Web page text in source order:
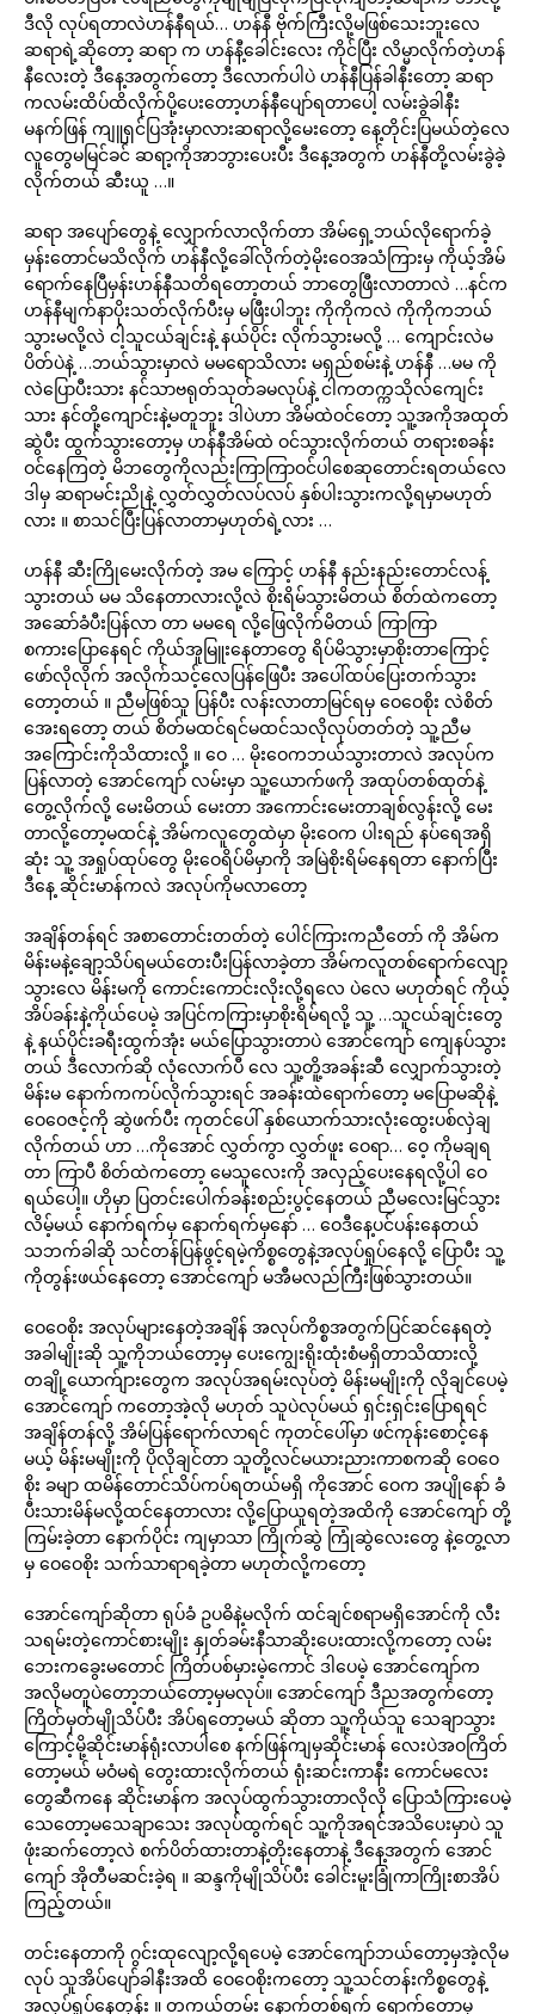
ဒီလို လုပ်ရတာလဲဟန်နီရယ်… ဟန်နီ ဗိုက်ကြီးလို့မဖြစ်သေးဘူးလေ
ဆရာရဲ့ဆိုတော့ ဆရာ က ဟန်နီ့ခေါင်းလေး ကိုင်ပြီး လိမ္မာလိုက်တဲ့ဟန်
နီလေးတဲ့ ဒီနေ့အတွက်တော့ ဒီလောက်ပါပဲ ဟန်နီပြန်ခါနီးတော့ ဆရာ
ကလမ်းထိပ်ထိလိုက်ပို့ပေးတော့ဟန်နီပျော်ရတာပေါ့ လမ်းခွဲခါနီး
မနက်ဖြန် ကျူရှင်ပြအုံးမှာလားဆရာလို့မေးတော့ နေ့တိုင်းပြမယ်တဲ့လေ
လူတွေမမြင်ခင် ဆရာ့ကိုအာဘွားပေးပီး ဒီနေ့အတွက် ဟန်နီတို့လမ်းခွဲခဲ့
လိုက်တယ် ဆီးယူ …။
ဆရာ အပျော်တွေနဲ့ လျှောက်လာလိုက်တာ အိမ်ရှေ့ဘယ်လိုရောက်ခဲ့
မှန်းတောင်မသိလိုက် ဟန်နီလို့ခေါ်လိုက်တဲ့မိုးဝေအသံကြားမှ ကိုယ့်အိမ်
ရောက်နေပြီမှန်းဟန်နီသတိရတော့တယ် ဘာတွေဖြီးလာတာလဲ …နင်က
ဟန်နီမျက်နာပိုးသတ်လိုက်ပီးမှ မဖြီးပါဘူး ကိုကိုကလဲ ကိုကိုကဘယ်
သွားမလို့လဲ ငါ့သူငယ်ချင်းနဲ့ နယ်ပိုင်း လိုက်သွားမလို့ … ကျောင်းလဲမ
ပိတ်ပဲနဲ့ …ဘယ်သွားမှာလဲ မမရောသိလား မရှည်စမ်းနဲ့ ဟန်နီ …မမ ကို
လဲပြောပီးသား နင်သာဗရုတ်သုတ်ခမလုပ်နဲ့ ငါကတက္ကသိုလ်ကျေင်း
သား နင်တို့ကျောင်းနဲ့မတူဘူး ဒါပဲဟာ အိမ်ထဲဝင်တော့ သူ့အကိုအထုတ်
ဆွဲပီး ထွက်သွားတော့မှ ဟန်နီအိမ်ထဲ ဝင်သွားလိုက်တယ် တရားစခန်း
ဝင်နေကြတဲ့ မိဘတွေကိုလည်းကြာကြာဝင်ပါစေဆုတောင်းရတယ်လေ
ဒါမှ ဆရာမင်းညိုနဲ့ လွှတ်လွှတ်လပ်လပ် နှစ်ပါးသွားကလို့ရမှာမဟုတ်
လား ။ စာသင်ပြီးပြန်လာတာမှဟုတ်ရဲ့လား …
ဟန်နီ ဆီးကြိုမေးလိုက်တဲ့ အမ ကြောင့် ဟန်နီ နည်းနည်းတောင်လန့်
သွားတယ် မမ သိနေတာလားလို့လဲ စိုးရိမ်သွားမိတယ် စိတ်ထဲကတော့
အဆော်ခံပီးပြန်လာ တာ မမရေ လို့ဖြေလိုက်မိတယ် ကြာကြာ
စကားပြောနေရင် ကိုယ်အူမြူးနေတာတွေ ရိပ်မိသွားမှာစိုးတာကြောင့်
ဖော်လိုလိုက် အလိုက်သင့်လေပြန်ဖြေပီး အပေါ်ထပ်ပြေးတက်သွား
တော့တယ် ။ ညီမဖြစ်သူ ပြန်ပီး လန်းလာတာမြင်ရမှ ဝေဝေစိုး လဲစိတ်
အေးရတော့ တယ် စိတ်မထင်ရင်မထင်သလိုလုပ်တတ်တဲ့ သူ့ညီမ
အကြောင်းကိုသိထားလို့ ။ ဝေ … မိုးဝေကဘယ်သွားတာလဲ အလုပ်က
ပြန်လာတဲ့ အောင်ကျော် လမ်းမှာ သူ့ယောက်ဖကို အထုပ်တစ်ထုတ်နဲ့
တွေ့လိုက်လို့ မေးမိတယ် မေးတာ အကောင်းမေးတာချစ်လွန်းလို့ မေး
တာလို့တော့မထင်နဲ့ အိမ်ကလူတွေထဲမှာ မိုးဝေက ပါးရည် နပ်ရေအရှိ
ဆုံး သူ့ အရှုပ်ထုပ်တွေ မိုးဝေရိပ်မိမှာကို အမြဲစိုးရိမ်နေရတာ နောက်ပြီး
ဒီနေ့ ဆိုင်းမာန်ကလဲ အလုပ်ကိုမလာတော့
အချိန်တန်ရင် အစာတောင်းတတ်တဲ့ ပေါင်ကြားကညီတော် ကို အိမ်က
မိန်းမနဲ့ချော့သိပ်ရမယ်တေးပီးပြန်လာခဲ့တာ အိမ်ကလူတစ်ရောက်လျော့
သွားလေ မိန်းမကို ကောင်းကောင်းလိုးလို့ရလေ ပဲလေ မဟုတ်ရင် ကိုယ့်
အိပ်ခန်းနဲ့ကိုယ်ပေမဲ့ အပြင်ကကြားမှာစိုးရိမ်ရလို့ သူ့ …သူငယ်ချင်းတွေ
နဲ့ နယ်ပိုင်းခရီးထွက်အုံး မယ်ပြောသွားတာပဲ အောင်ကျော် ကျေနပ်သွား
တယ် ဒီလောက်ဆို လုံလောက်ပီ လေ သူ့တိူ့အခန်းဆီ လျှောက်သွားတဲ့
မိန်းမ နောက်ကကပ်လိုက်သွားရင် အခန်းထဲရောက်တော့ မပြောမဆိုနဲ့
ဝေဝေဇင့်ကို ဆွဲဖက်ပီး ကုတင်ပေါ် နှစ်ယောက်သားလုံးထွေးပစ်လှဲချ
လိုက်တယ် ဟာ …ကိုအောင် လွှတ်ကွာ လွှတ်ဖူး ဝေရာ… ဝေ့ ကိုမချရ
တာ ကြာပီ စိတ်ထဲကတော့ မေသူလေးကို အလှည့်ပေးနေရလို့ပါ ဝေ
ရယ်ပေါ့။ ဟိုမှာ ပြတင်းပေါက်ခန်းစည်းပွင့်နေတယ် ညီမလေးမြင်သွား
လိမ့်မယ် နောက်ရက်မှ နောက်ရက်မှနော် … ဝေဒီနေ့ပင်ပန်းနေတယ်
သဘက်ခါဆို သင်တန်ပြန်ဖွင့်ရမဲ့ကိစ္စတွေနဲ့အလုပ်ရှုပ်နေလို့ ပြောပီး သူ့
ကိုတွန်းဖယ်နေတော့ အောင်ကျော် မအီမလည်ကြီးဖြစ်သွားတယ်။
ဝေဝေစိုး အလုပ်များနေတဲ့အချိန် အလုပ်ကိစ္စအတွက်ပြင်ဆင်နေရတဲ့
အခါမျိုးဆို သူ့ကိုဘယ်တော့မှ ပေးကျွေးရိုးထုံးစံမရှိတာသိထားလို့
တချို့ယောက်ျားတွေက အလုပ်အရမ်းလုပ်တဲ့ မိန်းမမျိုးကို လိုချင်ပေမဲ့
အောင်ကျော် ကတော့အဲ့လို မဟုတ် သူပဲလုပ်မယ် ရှင်းရှင်းပြောရရင်
အချိန်တန်လို့ အိမ်ပြန်ရောက်လာရင် ကုတင်ပေါ်မှာ ဖင်ကုန်းစောင့်နေ
မယ့် မိန်းမမျိုးကို ပိုလိုချင်တာ သူတို့လင်မယားညားကာစကဆို ဝေဝေ
စိုး ခမျာ ထမိန်တောင်သိပ်ကပ်ရတယ်မရှိ ကိုအောင် ဝေက အပျိုနော် ခံ
ပီးသားမိန်မလို့ထင်နေတာလား လို့ပြောယူရတဲ့အထိကို အောင်ကျော် တို့
ကြမ်းခဲ့တာ နောက်ပိုင်း ကျမှာသာ ကြိုက်ဆွဲ ကြုံဆွဲလေးတွေ နဲ့တွေ့လာ
မှ ဝေဝေစိုး သက်သာရာရခဲ့တာ မဟုတ်လို့ကတော့
အောင်ကျော်ဆိုတာ ရုပ်ခံ ဥပဓိနဲ့မလိုက် ထင်ချင်စရာမရှိအောင်ကို လီး
သရမ်းတဲ့ကောင်စားမျိုး နှုတ်ခမ်းနီသာဆိုးပေးထားလို့ကတော့ လမ်း
ဘေးကခွေးမတောင် ကြိတ်ပစ်မှားမဲ့ကောင် ဒါပေမဲ့ အောင်ကျော်က
အလိုမတူပဲတော့ဘယ်တော့မှမလုပ်။ အောင်ကျော် ဒီညအတွက်တော့
ကြိတ်မှတ်မျိုသိပ်ပီး အိပ်ရတော့မယ် ဆိုတာ သူ့ကိုယ်သူ သေချာသွား
ကြောင့်မို့ဆိုင်းမာန်ရုံးလာပါစေ နက်ဖြန်ကျမှဆိုင်းမာန် လေးပဲအဝကြိတ်
တော့မယ် မဝံမရဲ တွေးထားလိုက်တယ် ရုံးဆင်းကာနီး ကောင်မလေး
တွေဆီကနေ ဆိုင်းမာန်က အလုပ်ထွက်သွားတာလိုလို ပြောသံကြားပေမဲ့
သေတော့မသေချာသေး အလုပ်ထွက်ရင် သူ့ကိုအရင်အသိပေးမှာပဲ သူ
ဖုံးဆက်တော့လဲ စက်ပိတ်ထားတာနဲ့တိုးနေတာနဲ့ ဒီနေ့အတွက် အောင်
ကျော် အိုတီမဆင်းခဲ့ရ ။ ဆန္ဒကိုမျိုသိပ်ပီး ခေါင်းမူးခြုံကာကြိုးစာအိပ်
ကြည့်တယ်။
တင်းနေတာကို ဂွင်းထုလျော့လို့ရပေမဲ့ အောင်ကျော်ဘယ်တော့မှအဲ့လိုမ
လုပ် သူအိပ်ပျော်ခါနီးအထိ ဝေဝေစိုးကတော့ သူ့သင်တန်းကိစ္စတွေနဲ့
အလုပ်ရှုပ်နေတုန်း ။ တကယ်တမ်း နောက်တစ်ရက် ရောက်တော့မှ